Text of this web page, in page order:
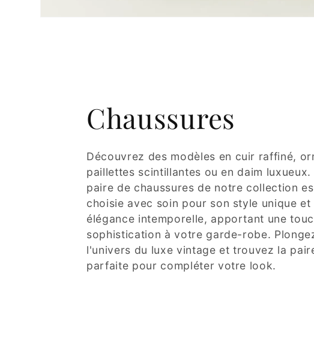
Chaussures
Découvrez des modèles en cuir raffiné,
paillettes scintillantes ou en daim luxueux.
paire de chaussures de notre collection
choisie avec soin pour son style unique et
élégance intemporelle, apportant une
sophistication à votre garde-robe.
l'univers du luxe vintage et trouvez la
parfaite pour compléter votre look.